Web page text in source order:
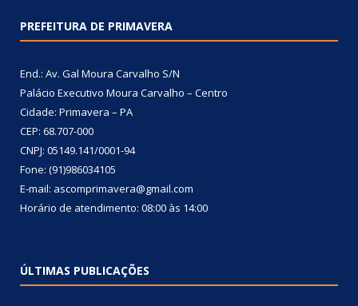
PREFEITURA DE PRIMAVERA
End.: Av. Gal Moura Carvalho S/N
Palácio Executivo Moura Carvalho – Centro
Cidade: Primavera – PA
CEP: 68.707-000
CNPJ: 05149.141/0001-94
Fone: (91)986034105
E-mail: ascomprimavera@gmail.com
Horário de atendimento: 08:00 às 14:00
ÚLTIMAS PUBLICAÇÕES